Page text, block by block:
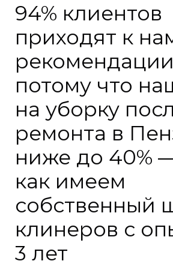
94% клиентов
приходят к
потому что
на уборку
ремонта в
ниже до 40%
как имеем
собственный
клинеров с
3 лет